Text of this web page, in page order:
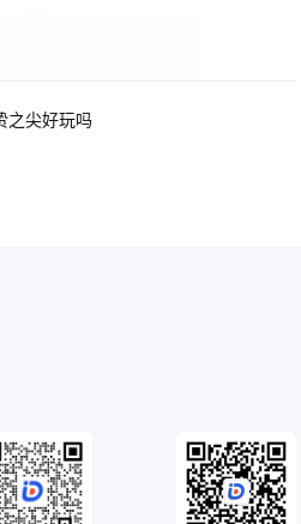
之尖好玩吗